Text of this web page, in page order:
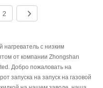
2
нагреватель с низким
от компании Zhongshan
Добро пожаловать на
запуска на запуск на газовой